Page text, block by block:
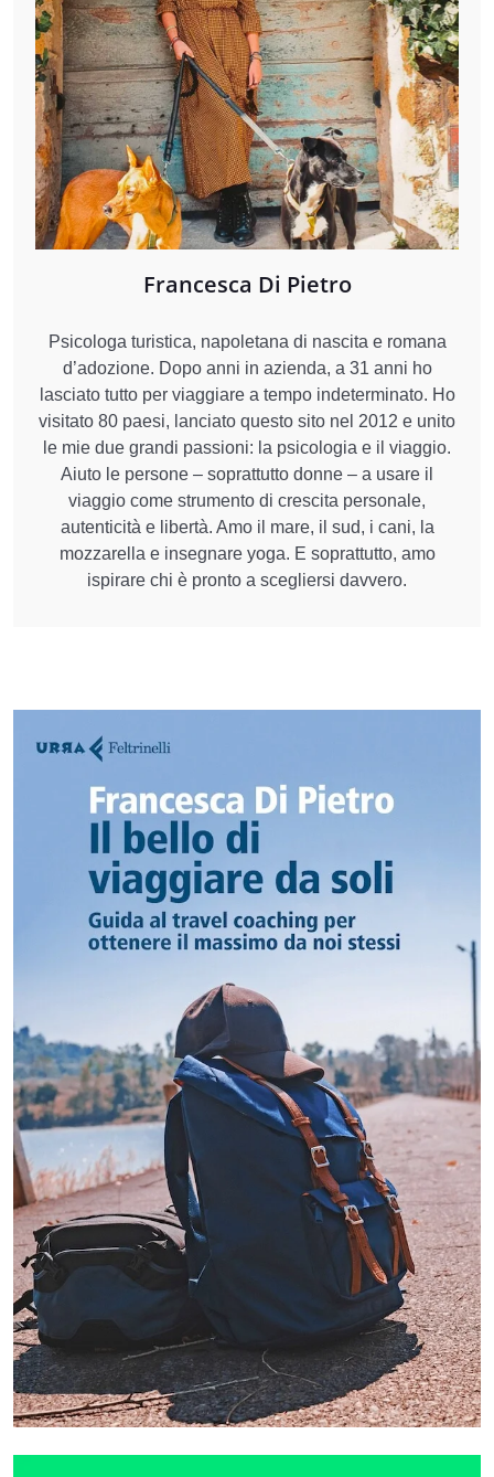
Francesca Di Pietro
Psicologa turistica, napoletana di nascita e romana
d’adozione. Dopo anni in azienda, a 31 anni ho
lasciato tutto per viaggiare a tempo indeterminato. Ho
visitato 80 paesi, lanciato questo sito nel 2012 e unito
le mie due grandi passioni: la psicologia e il viaggio.
Aiuto le persone – soprattutto donne – a usare il
viaggio come strumento di crescita personale,
autenticità e libertà. Amo il mare, il sud, i cani, la
mozzarella e insegnare yoga. E soprattutto, amo
ispirare chi è pronto a scegliersi davvero.